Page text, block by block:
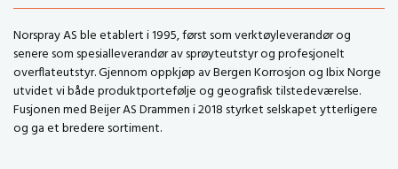
Norspray AS ble etablert i 1995, først som verktøyleverandør og
senere som spesialleverandør av sprøyteutstyr og profesjonelt
overflateutstyr. Gjennom oppkjøp av Bergen Korrosjon og Ibix Norge
utvidet vi både produktportefølje og geografisk tilstedeværelse.
Fusjonen med Beijer AS Drammen i 2018 styrket selskapet ytterligere
og ga et bredere sortiment.